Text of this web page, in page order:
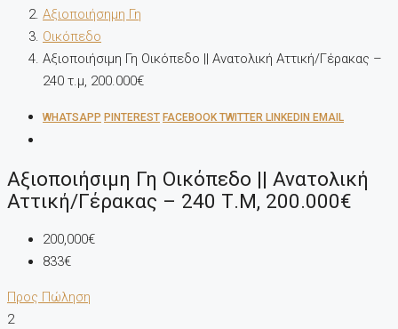
Αξιοποιήσημη Γη
Οικόπεδο
Αξιοποιήσιμη Γη Οικόπεδο || Ανατολική Αττική/Γέρακας –
240 τ.μ, 200.000€
WHATSAPP PINTEREST FACEBOOK TWITTER LINKEDIN EMAIL
Αξιοποιήσιμη Γη Οικόπεδο || Ανατολική
Αττική/Γέρακας – 240 Τ.μ, 200.000€
200,000€
833€
Προς Πώληση
2